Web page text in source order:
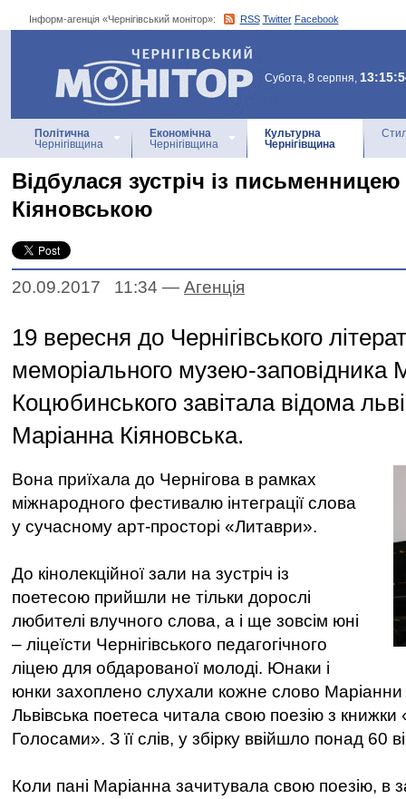
Інформ-агенція «Чернігівський монітор»: RSS Twitter Facebook
Інформ-агенція
«Чернігівський монітор»
Субота, 8 серпня,
Політична
Чернігівщина
Економічна
Чернігівщина
Культурна
Чернігівщина
Відбулася зустріч із
Кіяновською
20.09.2017 11:34 — Агенцiя
19 вересня до Чернігівського
меморіального музею-заповідника
Коцюбинського завітала відома
Маріанна Кіяновська.
Вона приїхала до Чернігова в рамках
міжнародного фестивалю інтеграції слова
у сучасному арт-просторі «Литаври».
До кінолекційної зали на зустріч із
поетесою прийшли не тільки дорослі
любителі влучного слова, а і ще зовсім юні
– ліцеїсти Чернігівського педагогічного
ліцею для обдарованої молоді. Юнаки і
юнки захоплено слухали кожне слово Маріанни
Львівська поетеса читала свою поезію з
Голосами». З її слів, у збірку ввійшло понад 60
Коли пані Маріанна зачитувала свою поезію, в